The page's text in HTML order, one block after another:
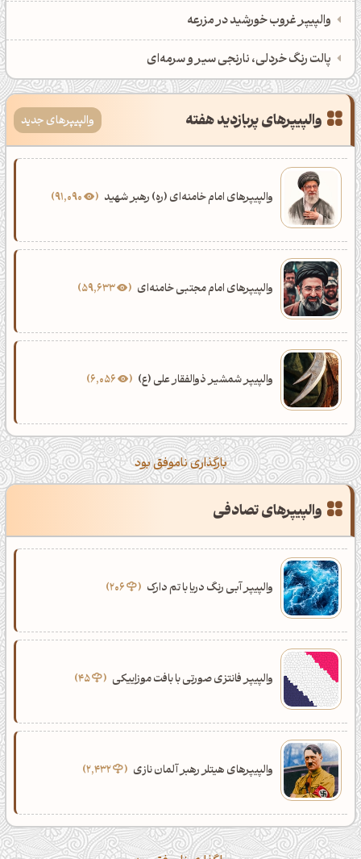
والپیپر غروب خورشید در مزرعه
پالت رنگ خردلی، نارنجی سیر و سرمه‌ای
والپیپرهای پربازدید هفته والپیپرهای جدید
والپیپرهای امام خامنه‌ای (ره) رهبر شهید
والپیپرهای امام مجتبی خامنه‌ای 59,633
والپیپر شمشیر ذوالفقار علی (ع)
بارگذاری ناموفق بود
والپیپرهای تصادفی
والپیپر آبی رنگ دریا با تم دارک
والپیپر فانتزی صورتی با بافت موزاییکی 45
والپیپرهای هیتلر رهبر آلمان نازی 2,432
ظهرت بخیر❤️
کپل‌آرت رو دنبال کن!
کانال تلگرام
اینستاگرام